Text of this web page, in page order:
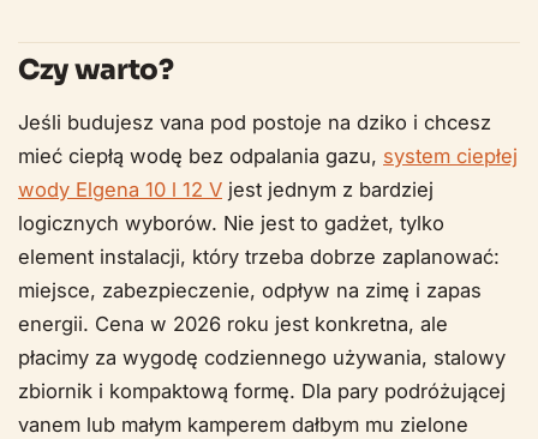
Czy warto?
Jeśli budujesz vana pod postoje na dziko i chcesz
mieć ciepłą wodę bez odpalania gazu, system ciepłej
wody Elgena 10 l 12 V jest jednym z bardziej
logicznych wyborów. Nie jest to gadżet, tylko
element instalacji, który trzeba dobrze zaplanować:
miejsce, zabezpieczenie, odpływ na zimę i zapas
energii. Cena w 2026 roku jest konkretna, ale
płacimy za wygodę codziennego używania, stalowy
zbiornik i kompaktową formę. Dla pary podróżującej
vanem lub małym kamperem dałbym mu zielone